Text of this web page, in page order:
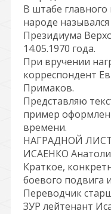
В штабе главного
народе
Президиума
14.05.1970 года.
При вручении
корреспондент
Примаков.
Представляю
пример
времени.
НАГРАДНОЙ
ИСАЕНКО
Краткое,
боевого подвига
Переводчик
ЗУР лейтенант